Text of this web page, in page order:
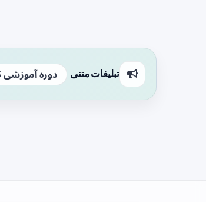
تبلیغات متنی دوره آموزشی ATLS